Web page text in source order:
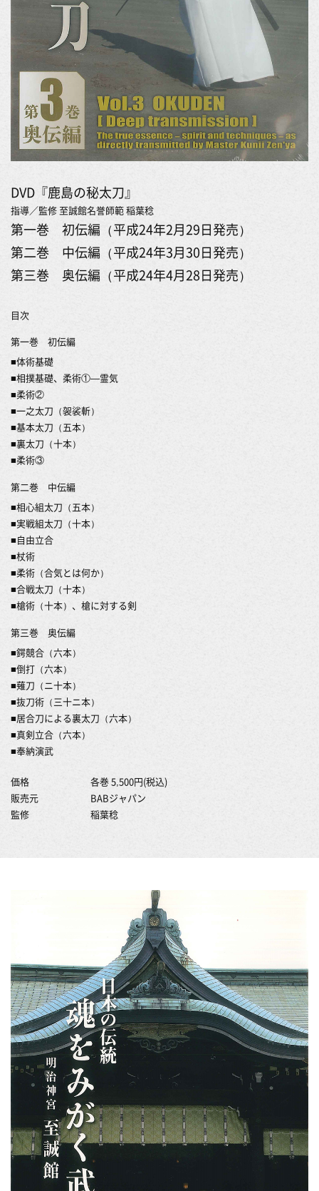
DVD『鹿島の秘太刀』
指導／監修 至誠館名誉師範 稲葉稔
第一巻 初伝編（平成24年2月29日発売）
第二巻 中伝編（平成24年3月30日発売）
第三巻 奥伝編（平成24年4月28日発売）
目次
第一巻 初伝編
■体術基礎
■相撲基礎、柔術①―霊気
■柔術②
■一之太刀（袈裟斬）
■基本太刀（五本）
■裏太刀（十本）
■柔術③
第二巻 中伝編
■相心組太刀（五本）
■実戦組太刀（十本）
■自由立合
■杖術
■柔術（合気とは何か）
■合戦太刀（十本）
■槍術（十本）、槍に対する剣
第三巻 奥伝編
■鍔競合（六本）
■倒打（六本）
■薙刀（ニ十本）
■抜刀術（三十ニ本）
■居合刀による裏太刀（六本）
■真剣立合（六本）
■奉納演武
価格
各巻 5,500円(税込)
販売元
BABジャパン
監修
稲葉稔